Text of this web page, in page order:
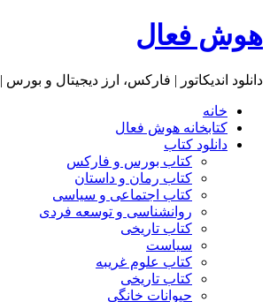
هوش فعال
دانلود اندیکاتور | فارکس، ارز دیجیتال و بورس
خانه
کتابخانه هوش فعال
دانلود کتاب
کتاب بورس و فارکس
کتاب رمان و داستان
کتاب اجتماعی و سیاسی
روانشناسی و توسعه فردی
کتاب تاریخی
سیاست
کتاب علوم غریبه
کتاب تاریخی
حیوانات خانگی